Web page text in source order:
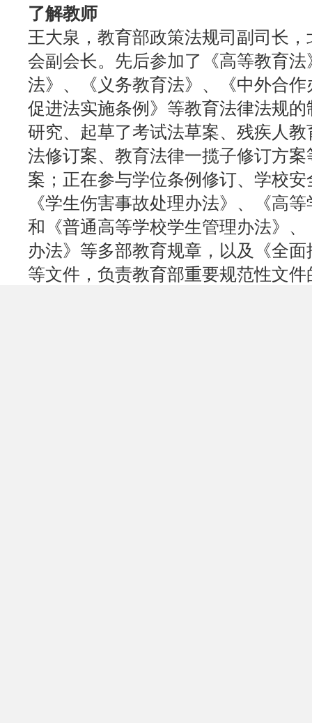
了解教师
王大泉，教育部政策法规司副司长
会副会长。先后参加了《高等教育
法》、《义务教育法》、《中外合
促进法实施条例》等教育法律法规
研究、起草了考试法草案、残疾人
法修订案、教育法律一揽子修订方
案；正在参与学位条例修订、学校
《学生伤害事故处理办法》、《高
和《普通高等学校学生管理办法》
办法》等多部教育规章，以及《全
等文件，负责教育部重要规范性文